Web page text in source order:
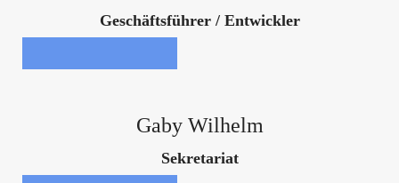
Geschäftsführer / Entwickler
Gaby Wilhelm
Sekretariat